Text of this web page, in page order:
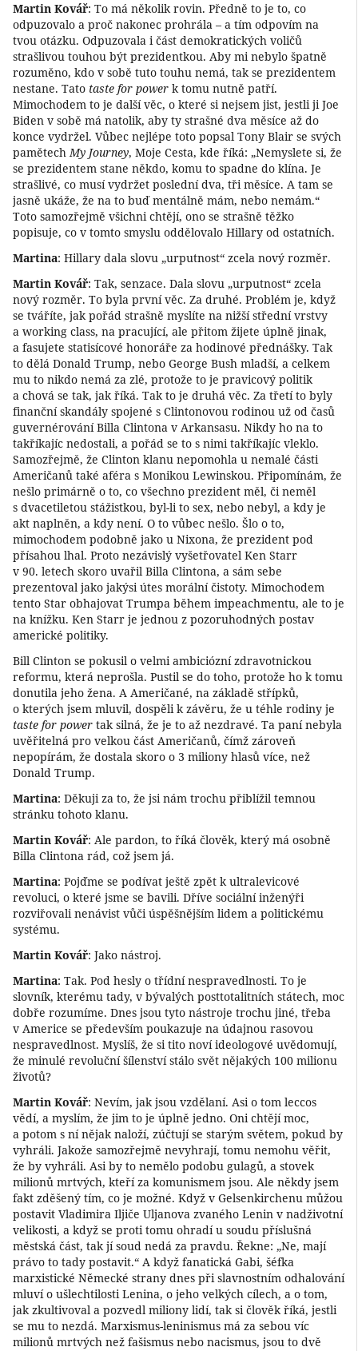
Martin Kovář: To má několik rovin. Předně to je to, co
odpuzovalo a proč nakonec prohrála – a tím odpovím na
tvou otázku. Odpuzovala i část demokratických voličů
strašlivou touhou být prezidentkou. Aby mi nebylo špatně
rozuměno, kdo v sobě tuto touhu nemá, tak se prezidentem
nestane. Tato taste for power k tomu nutně patří.
Mimochodem to je další věc, o které si nejsem jist, jestli ji Joe
Biden v sobě má natolik, aby ty strašné dva měsíce až do
konce vydržel. Vůbec nejlépe toto popsal Tony Blair se svých
pamětechMy Journey, Moje Cesta, kde říká: „Nemyslete si, že
se prezidentem stane někdo, komu to spadne do klína. Je
strašlivé, co musí vydržet poslední dva, tři měsíce. A tam se
jasně ukáže, že na to buď mentálně mám, nebo nemám.“
Toto samozřejmě všichni chtějí, ono se strašně těžko
popisuje, co v tomto smyslu oddělovalo Hillary od ostatních.
Martina: Hillary dala slovu „urputnost“ zcela nový rozměr.
Martin Kovář: Tak, senzace. Dala slovu „urputnost“ zcela
nový rozměr. To byla první věc. Za druhé. Problém je, když
se tváříte, jak pořád strašně myslíte na nižší střední vrstvy
a working class, na pracující, ale přitom žijete úplně jinak,
a fasujete statisícové honoráře za hodinové přednášky. Tak
to dělá Donald Trump, nebo George Bush mladší, a celkem
mu to nikdo nemá za zlé, protože to je pravicový politik
a chová se tak, jak říká. Tak to je druhá věc. Za třetí to byly
finanční skandály spojené s Clintonovou rodinou už od časů
guvernérování Billa Clintona v Arkansasu. Nikdy ho na to
takříkajíc nedostali, a pořád se to s nimi takříkajíc vleklo.
Samozřejmě, že Clinton klanu nepomohla u nemalé části
Američanů také aféra s Monikou Lewinskou. Připomínám, že
nešlo primárně o to, co všechno prezident měl, či neměl
s dvacetiletou stážistkou, byl-li to sex, nebo nebyl, a kdy je
akt naplněn, a kdy není. O to vůbec nešlo. Šlo o to,
mimochodem podobně jako u Nixona, že prezident pod
přísahou lhal. Proto nezávislý vyšetřovatel Ken Starr
v 90. letech skoro uvařil Billa Clintona, a sám sebe
prezentoval jako jakýsi útes morální čistoty. Mimochodem
tento Star obhajovat Trumpa během impeachmentu, ale to je
na knížku. Ken Starr je jednou z pozoruhodných postav
americké politiky.
Bill Clinton se pokusil o velmi ambiciózní zdravotnickou
reformu, která neprošla. Pustil se do toho, protože ho k tomu
donutila jeho žena. A Američané, na základě střípků,
o kterých jsem mluvil, dospěli k závěru, že u téhle rodiny je
taste for power tak silná, že je to až nezdravé. Ta paní nebyla
uvěřitelná pro velkou část Američanů, čímž zároveň
nepopírám, že dostala skoro o 3 miliony hlasů více, než
Donald Trump.
Martina: Děkuji za to, že jsi nám trochu přiblížil temnou
stránku tohoto klanu.
Martin Kovář: Ale pardon, to říká člověk, který má osobně
Billa Clintona rád, což jsem já.
Martina: Pojďme se podívat ještě zpět k ultralevicové
revoluci, o které jsme se bavili. Dříve sociální inženýři
rozviřovali nenávist vůči úspěšnějším lidem a politickému
systému.
Martin Kovář: Jako nástroj.
Martina: Tak. Pod hesly o třídní nespravedlnosti. To je
slovník, kterému tady, v bývalých posttotalitních státech, moc
dobře rozumíme. Dnes jsou tyto nástroje trochu jiné, třeba
v Americe se především poukazuje na údajnou rasovou
nespravedlnost. Myslíš, že si tito noví ideologové uvědomují,
že minulé revoluční šílenství stálo svět nějakých 100 milionu
životů?
Martin Kovář: Nevím, jak jsou vzdělaní. Asi o tom leccos
vědí, a myslím, že jim to je úplně jedno. Oni chtějí moc,
a potom s ní nějak naloží, zúčtují se starým světem, pokud by
vyhráli. Jakože samozřejmě nevyhrají, tomu nemohu věřit,
že by vyhráli. Asi by to nemělo podobu gulagů, a stovek
milionů mrtvých, kteří za komunismem jsou. Ale někdy jsem
fakt zděšený tím, co je možné. Když v Gelsenkirchenu můžou
postavit Vladimira Iljiče Uljanova zvaného Lenin v nadživotní
velikosti, a když se proti tomu ohradí u soudu příslušná
městská část, tak jí soud nedá za pravdu. Řekne: „Ne, mají
právo to tady postavit.“ A když fanatická Gabi, šéfka
marxistické Německé strany dnes při slavnostním odhalování
mluví o ušlechtilosti Lenina, o jeho velkých cílech, a o tom,
jak zkultivoval a pozvedl miliony lidí, tak si člověk říká, jestli
se mu to nezdá. Marxismus-leninismus má za sebou víc
milionů mrtvých než fašismus nebo nacismus, jsou to dvě